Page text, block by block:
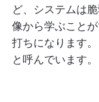
ど、システムは
像から学ぶこと
打ちになります。
と呼んでいます。